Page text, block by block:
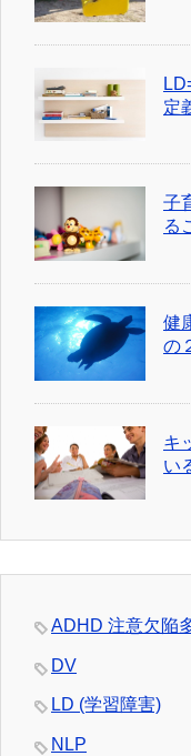
定
子
る
健
の
キ
い
ADHD 注意欠陥
DV
LD (学習障害)
NLP